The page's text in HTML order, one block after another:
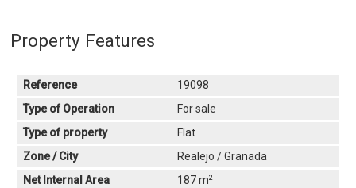
Property Features
Reference
19098
Type of Operation
For sale
Type of property
Flat
Zone / City
Realejo / Granada
Net Internal Area
187 m2